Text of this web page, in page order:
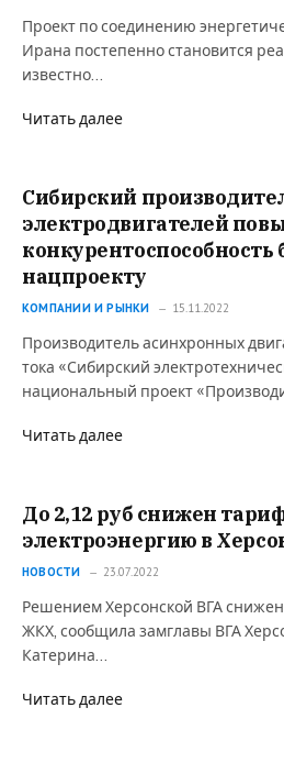
Проект по соединению
Ирана постепенно становится
известно…
Читать далее
Сибирский
электродвигателей
конкурентоспособность
нацпроекту
КОМПАНИИ И РЫНКИ 15.11.2022
Производитель асинхронных
тока «Сибирский
национальный проект
Читать далее
До 2,12 руб снижен
электроэнергию в
НОВОСТИ 23.07.2022
Решением Херсонской ВГА
ЖКХ, сообщила замглавы ВГА
Катерина…
Читать далее